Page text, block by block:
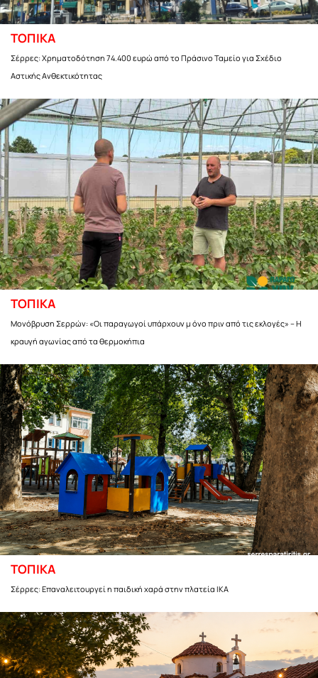
ΤΟΠΙΚΑ
Σέρρες: Χρηματοδότηση 74.400 ευρώ από το Πράσινο Ταμείο για Σχέδιο
Αστικής Ανθεκτικότητας
ΤΟΠΙΚΑ
Μονόβρυση Σερρών: «Οι παραγωγοί υπάρχουν μ όνο πριν από τις εκλογές» – Η
κραυγή αγωνίας από τα θερμοκήπια
ΤΟΠΙΚΑ
Σέρρες: Επαναλειτουργεί η παιδική χαρά στην πλατεία ΙΚΑ